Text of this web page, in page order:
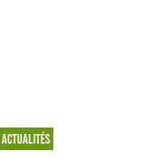
ACTUALITÉS